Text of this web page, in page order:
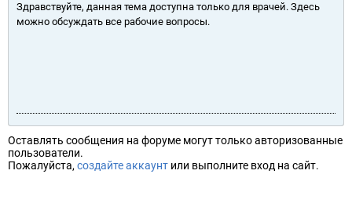
Здравствуйте, данная тема доступна только для врачей. Здесь
можно обсуждать все рабочие вопросы.
Оставлять сообщения на форуме могут только авторизованные
пользователи.
Пожалуйста, создайте аккаунт или выполните вход на сайт.